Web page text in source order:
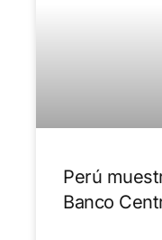
Perú
Banco